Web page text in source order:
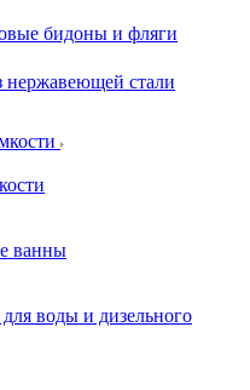
бидоны и фляги
нержавеющей стали
ванны
воды и дизельного